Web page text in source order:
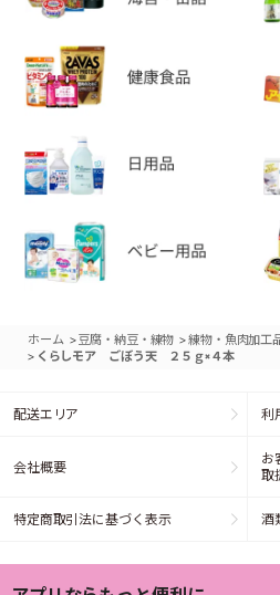
ホーム >豆腐・納豆・練物 >練物・魚肉加工
> くらしモア ごぼう天 ２５ｇ×４本
配送エリア 利
会社概要
お
取
特定商取引法に基づく表示 酒